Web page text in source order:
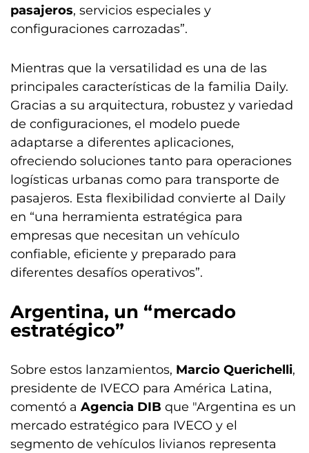
pasajeros, servicios especiales y
configuraciones carrozadas”.
Mientras que la versatilidad es una de las
principales características de la familia Daily.
Gracias a su arquitectura, robustez y variedad
de configuraciones, el modelo puede
adaptarse a diferentes aplicaciones,
ofreciendo soluciones tanto para operaciones
logísticas urbanas como para transporte de
pasajeros. Esta flexibilidad convierte al Daily
en “una herramienta estratégica para
empresas que necesitan un vehículo
confiable, eficiente y preparado para
diferentes desafíos operativos”.
Argentina, un “mercado
estratégico”
Sobre estos lanzamientos, Marcio Querichelli,
presidente de IVECO para América Latina,
comentó a Agencia DIB que "Argentina es un
mercado estratégico para IVECO y el
segmento de vehículos livianos representa